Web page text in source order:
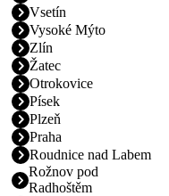
Vsetín
Vysoké Mýto
Zlín
Žatec
Otrokovice
Písek
Plzeň
Praha
Roudnice nad Labem
Rožnov pod
Radhoštěm